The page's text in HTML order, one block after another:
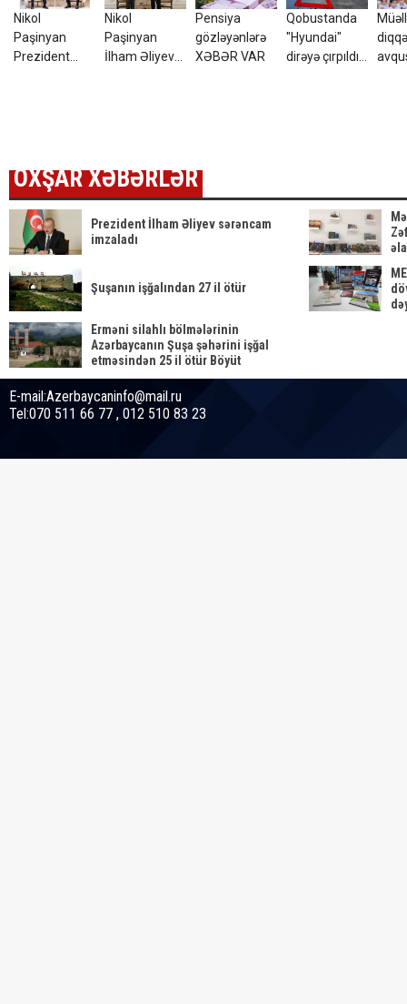
Nikol
Paşinyan
Prezident
Nikol
Paşinyan
İlham Əliyevə
Pensiya
gözləyənlərə
XƏBƏR VAR
Qobustanda
"Hyundai"
dirəyə çırpıldı,
OXŞAR XƏBƏRLƏR
Prezident İlham Əliyev sərəncam
imzaladı
Şuşanın işğalından 27 il ötür
Erməni silahlı bölmələrinin
Azərbaycanın Şuşa şəhərini işğal
etməsindən 25 il ötür Böyüt
E-mail:Azerbaycaninfo@mail.ru
Tel:070 511 66 77 , 012 510 83 23